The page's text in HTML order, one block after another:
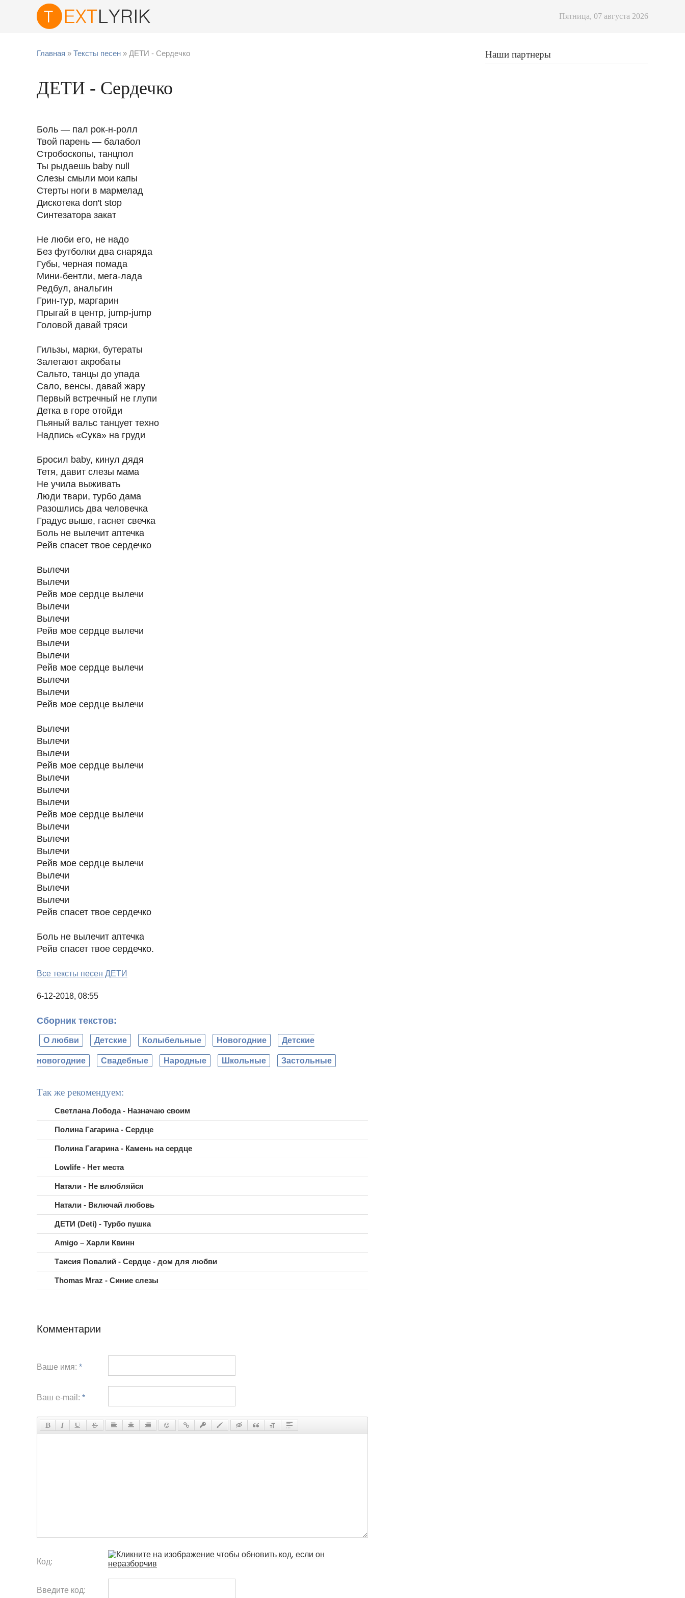
Пятница, 07 августа 2026
Главная » Тексты песен » ДЕТИ - Сердечко
ДЕТИ - Сердечко
Боль — пал рок-н-ролл
Твой парень — балабол
Стробоскопы, танцпол
Ты рыдаешь baby null
Слезы смыли мои капы
Стерты ноги в мармелад
Дискотека don't stop
Синтезатора закат
Не люби его, не надо
Без футболки два снаряда
Губы, черная помада
Мини-бентли, мега-лада
Редбул, анальгин
Грин-тур, маргарин
Прыгай в центр, jump-jump
Головой давай тряси
Гильзы, марки, бутераты
Залетают акробаты
Сальто, танцы до упада
Сало, венсы, давай жару
Первый встречный не глупи
Детка в горе отойди
Пьяный вальс танцует техно
Надпись «Сука» на груди
Бросил baby, кинул дядя
Тетя, давит слезы мама
Не учила выживать
Люди твари, турбо дама
Разошлись два человечка
Градус выше, гаснет свечка
Боль не вылечит аптечка
Рейв спасет твое сердечко
Вылечи
Вылечи
Рейв мое сердце вылечи
Вылечи
Вылечи
Рейв мое сердце вылечи
Вылечи
Вылечи
Рейв мое сердце вылечи
Вылечи
Вылечи
Рейв мое сердце вылечи
Вылечи
Вылечи
Вылечи
Рейв мое сердце вылечи
Вылечи
Вылечи
Вылечи
Рейв мое сердце вылечи
Вылечи
Вылечи
Вылечи
Рейв мое сердце вылечи
Вылечи
Вылечи
Вылечи
Рейв спасет твое сердечко
Боль не вылечит аптечка
Рейв спасет твое сердечко.
Все тексты песен ДЕТИ
6-12-2018, 08:55
Сборник текстов:
О любви Детские Колыбельные Новогодние Детские
новогодние Свадебные Народные Школьные Застольные
Так же рекомендуем:
Светлана Лобода - Назначаю своим
Полина Гагарина - Сердце
Полина Гагарина - Камень на сердце
Lowlife - Нет места
Натали - Не влюбляйся
Натали - Включай любовь
ДЕТИ (Deti) - Турбо пушка
Amigo – Харли Квинн
Таисия Повалий - Сердце - дом для любви
Thomas Mraz - Синие слезы
Комментарии
Ваше имя: *
Ваш e-mail: *
Код:
Введите код:
Наши партнеры